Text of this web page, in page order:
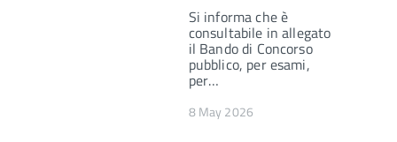
Si informa che è
consultabile in allegato
il Bando di Concorso
pubblico, per esami,
per…
8 May 2026